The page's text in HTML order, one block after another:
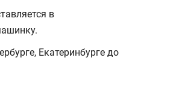
в
Екатеринбурге до